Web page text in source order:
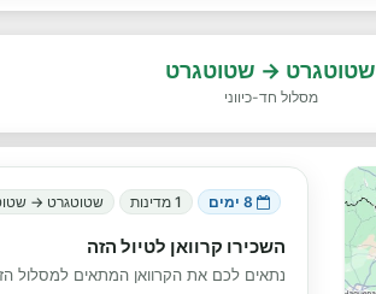
שטוטגרט → שטוטגרט
מסלול חד-כיווני
8 ימים 1 מדינות שטוטגרט →
השכירו קרוואן לטיול הזה
נתאים לכם את הקרוואן המתאים למסלול